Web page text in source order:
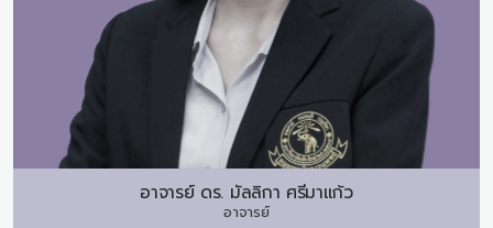
อาจารย์ ดร. มัลลิกา ศรีมาแก้ว
อาจารย์